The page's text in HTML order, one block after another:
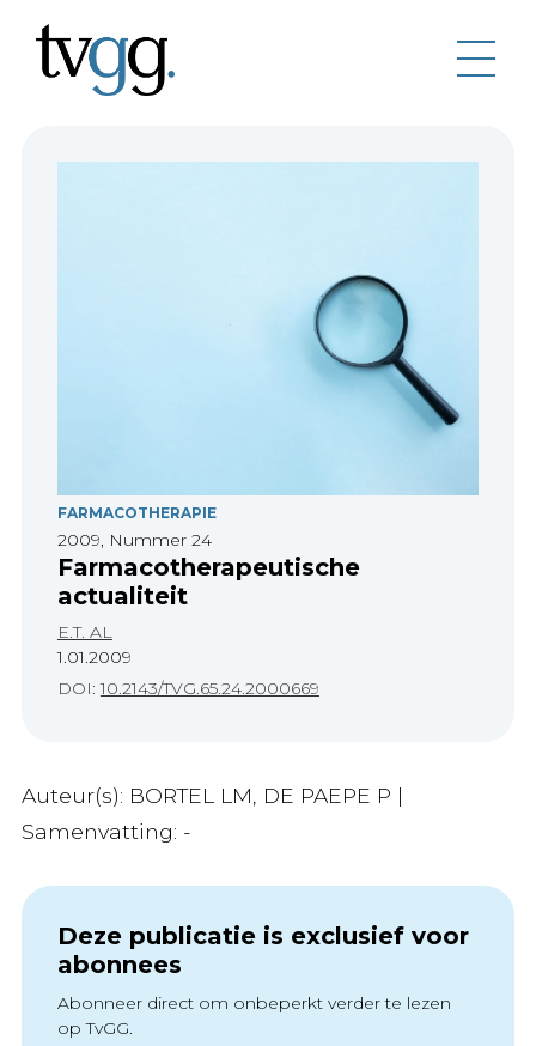
FARMACOTHERAPIE
2009, Nummer 24
Farmacotherapeutische
actualiteit
E.T. AL
1.01.2009
DOI:10.2143/TVG.65.24.2000669
Auteur(s): BORTEL LM, DE PAEPE P |
Samenvatting: -
Deze publicatie is exclusief voor
abonnees
Abonneer direct om onbeperkt verder te lezen
op TvGG.